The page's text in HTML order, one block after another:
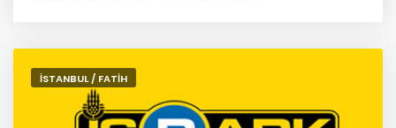
İSTANBUL / FATİH